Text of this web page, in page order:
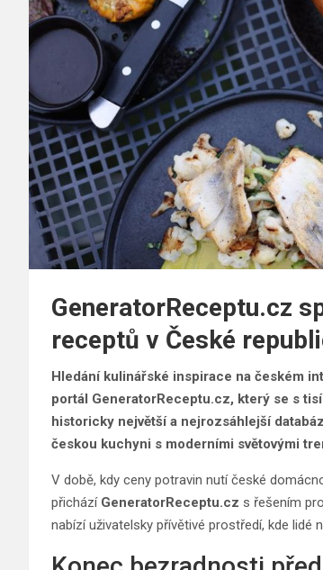
GeneratorReceptu.cz
receptů v České
Hledání kulinářské inspirace na českém
portál GeneratorReceptu.cz, který se s
historicky největší a nejrozsáhlejší
českou kuchyni s moderními světovými
V době, kdy ceny potravin nutí české
přichází GeneratorReceptu.cz s řešením
nabízí uživatelsky přívětivé prostředí, kde lidé